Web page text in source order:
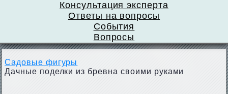
Консультация эксперта
Ответы на вопросы
События
Вопросы
Садовые фигуры
Дачные поделки из бревна своими руками